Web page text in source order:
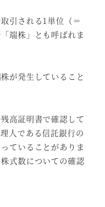
引される1単位（＝
端株」とも呼ばれま
が発生していること
高証明書で確認して
人である信託銀行の
ていることがありま
式数についての確認